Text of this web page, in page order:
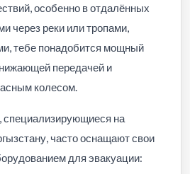
особенно в отдалённых
через реки или тропами,
тебе понадобится мощный
передачей и
колесом.
специализирующиеся на
часто оснащают свои
для эвакуации: